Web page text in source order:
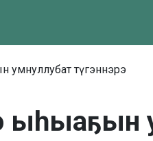
умнуллубат түгэннэрэ
ыһыаҕын